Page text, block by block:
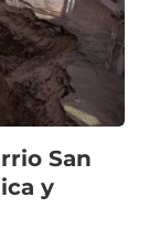
San
y